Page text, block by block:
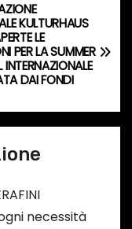
KULTURHAUS
LE
PER LA SUMMER
DAI FONDI
necessità